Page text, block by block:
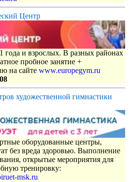
Центр
года и взрослых. В разных районах
пробное занятие +
на сайте www.europegym.ru
художественной гимнастики
оборудованные центры,
без вреда здоровью. Выполнение
открытые мероприятия для
тренировку:
msk.ru